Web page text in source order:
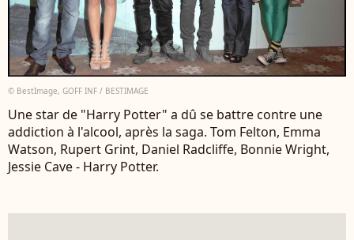
© BestImage, GOFF INF / BESTIMAGE
Une star de "Harry Potter" a dû se battre contre une
addiction à l'alcool, après la saga. Tom Felton, Emma
Watson, Rupert Grint, Daniel Radcliffe, Bonnie Wright,
Jessie Cave - Harry Potter.